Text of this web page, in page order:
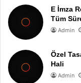
E İmza
Tüm
Admin
Özel
Hali
Admin